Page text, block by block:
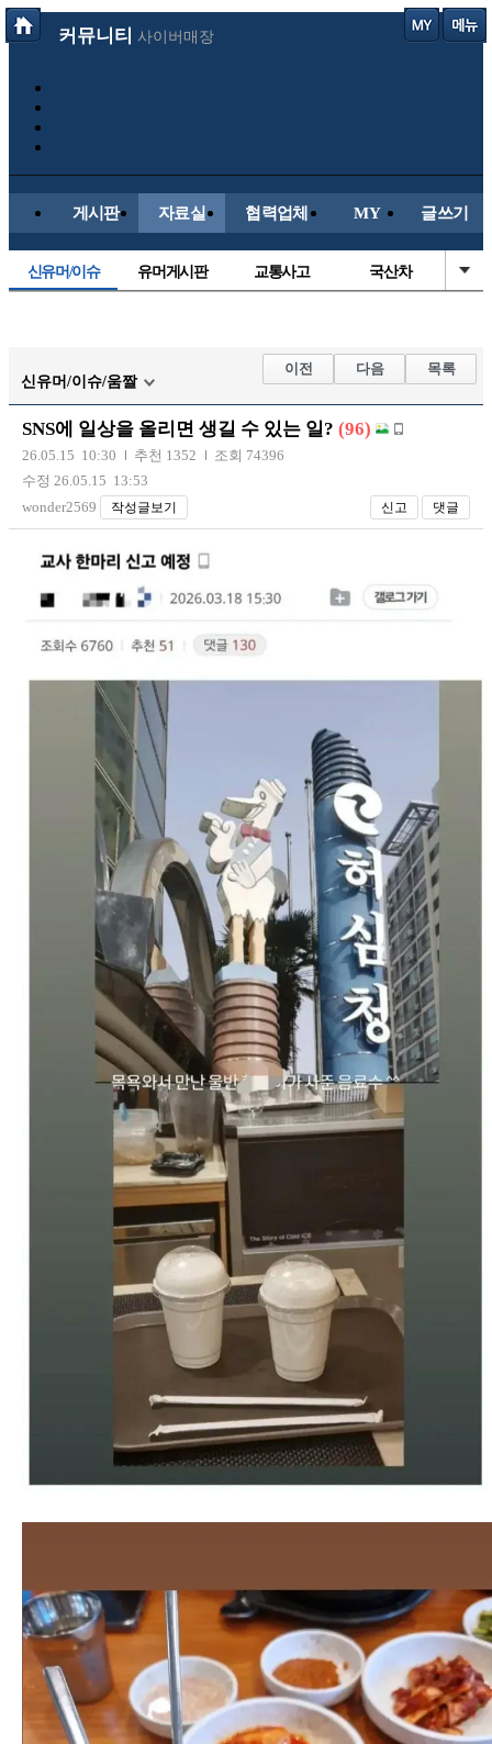
커뮤니티 사이버매장
게시판 자료실 협력업체 MY 글쓰기
신유머/이슈 유머게시판 교통사고 국산차
자유사진 군사/무기
트럭/버스 항공/해운/철도
장착시공사진
신유머/이슈/움짤
이전 다음 목록
SNS에 일상을 올리면 생길 수 있는 일? (96)
26.05.15 10:30 추천 1352
조회 74396
수정 26.05.15 13:53
wonder2569
작성글보기 신고 댓글